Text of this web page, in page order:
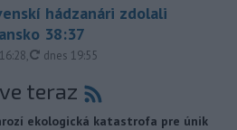
hádzanári zdolali
38:37
, aktualizované
dnes 19:55
teraz
ekologická katastrofa pre únik